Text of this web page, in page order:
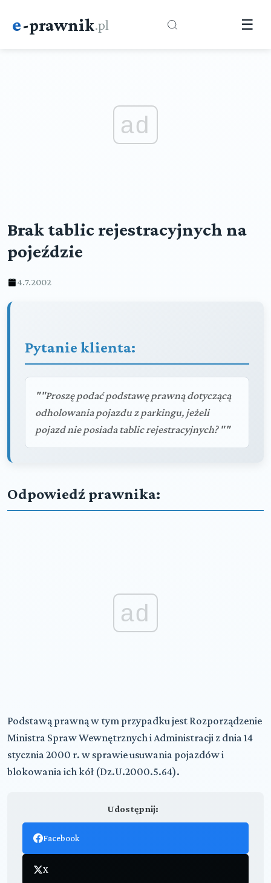
e-prawnik.pl ☰
ad
Brak tablic rejestracyjnych na
pojeździe
4.7.2002
Pytanie klienta:
""Proszę podać podstawę prawną dotyczącą
odholowania pojazdu z parkingu, jeżeli
pojazd nie posiada tablic rejestracyjnych? ""
Odpowiedź prawnika:
ad
Podstawą prawną w tym przypadku jest Rozporządzenie
Ministra Spraw Wewnętrznych i Administracji z dnia 14
stycznia 2000 r. w sprawie usuwania pojazdów i
blokowania ich kół (Dz.U.2000.5.64).
Udostępnij:
Facebook
X